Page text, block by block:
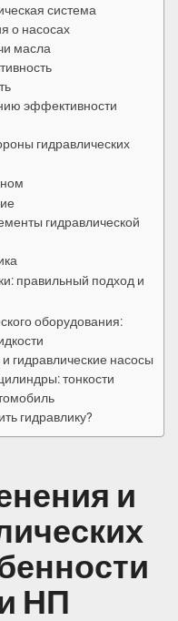
система
о насосах
масла
эффективности
гидравлических
гидравлической
правильный подход и
оборудования:
гидравлические насосы
тонкости
гидравлику?
и
НП